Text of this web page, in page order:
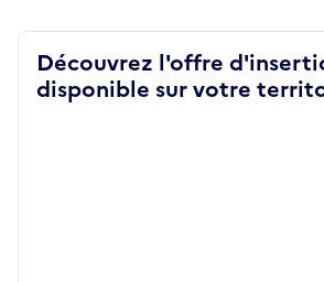
Découvrez l'offre
disponible sur votre